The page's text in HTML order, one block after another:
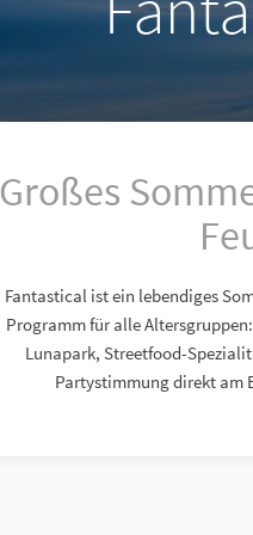
Großes
Fantastical ist ein lebendiges
Programm für alle
Lunapark, Streetfood-
Partystimmung direkt am